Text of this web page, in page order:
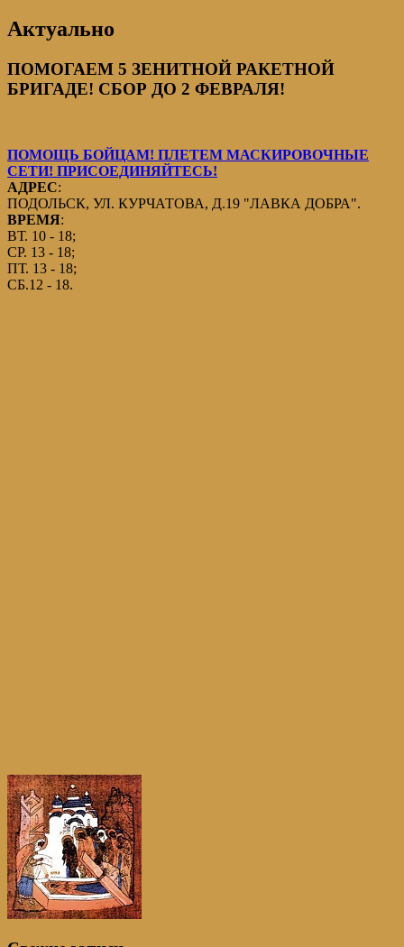
Актуально
ПОМОГАЕМ 5 ЗЕНИТНОЙ РАКЕТНОЙ
БРИГАДЕ! СБОР ДО 2 ФЕВРАЛЯ!
ПОМОЩЬ БОЙЦАМ! ПЛЕТЕМ МАСКИРОВОЧНЫЕ
СЕТИ! ПРИСОЕДИНЯЙТЕСЬ!
АДРЕС:
ПОДОЛЬСК, УЛ. КУРЧАТОВА, Д.19 "ЛАВКА ДОБРА".
ВРЕМЯ:
ВТ. 10 - 18;
СР. 13 - 18;
ПТ. 13 - 18;
СБ.12 - 18.